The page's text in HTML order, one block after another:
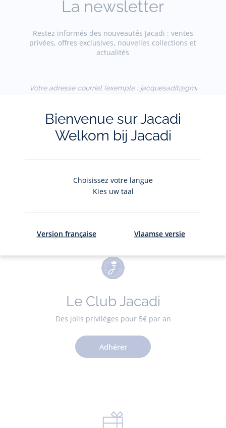
La newsletter
Restez informés des nouveautés Jacadi : ventes
privées, offres exclusives, nouvelles collections et
actualités
(exemple :
S'inscrire
Le Club Jacadi
Des jolis privilèges pour 5€ par an
Adhérer
Bienvenue sur Jacadi
Welkom bij Jacadi
Choisissez votre langue
Kies uw taal
Version française Vlaamse versie